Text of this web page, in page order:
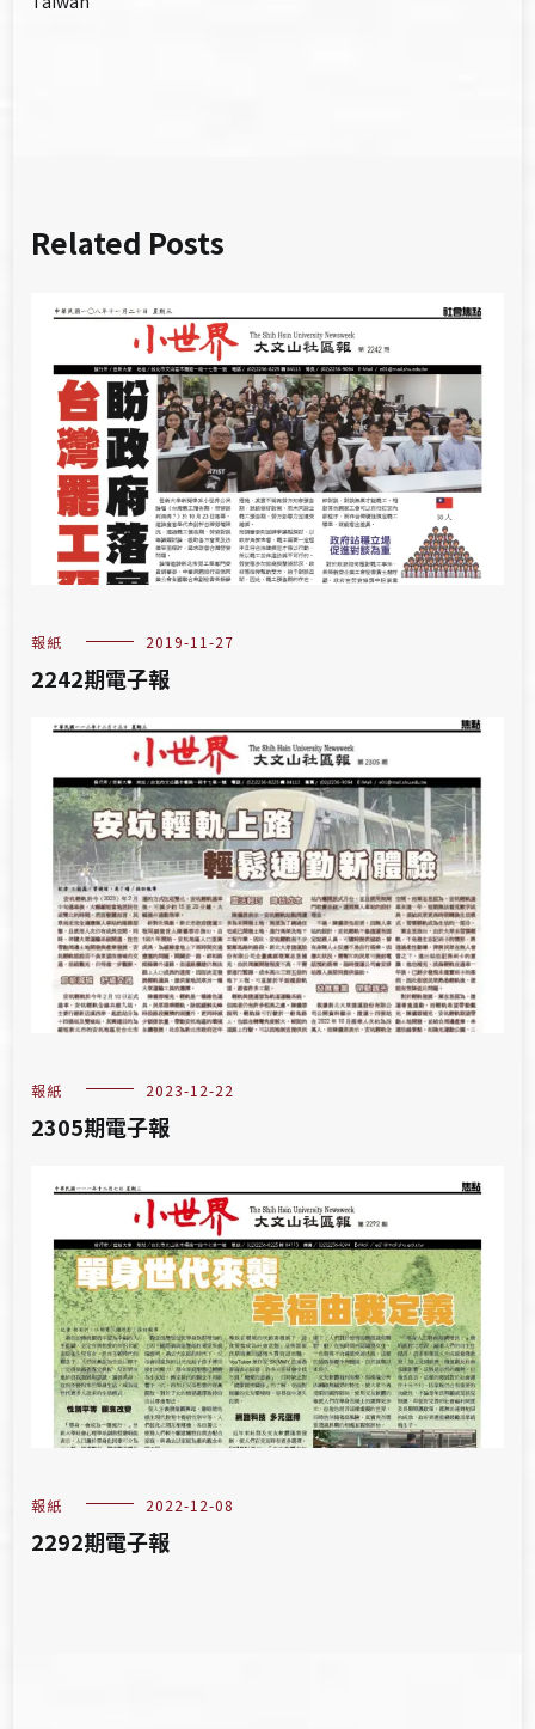
導
Related Posts
報紙 2019-11-27
2242期電子報
報紙 2023-12-22
2305期電子報
報紙 2022-12-08
2292期電子報